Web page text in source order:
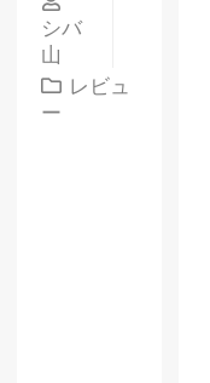
シバ
山
レビュ
ー